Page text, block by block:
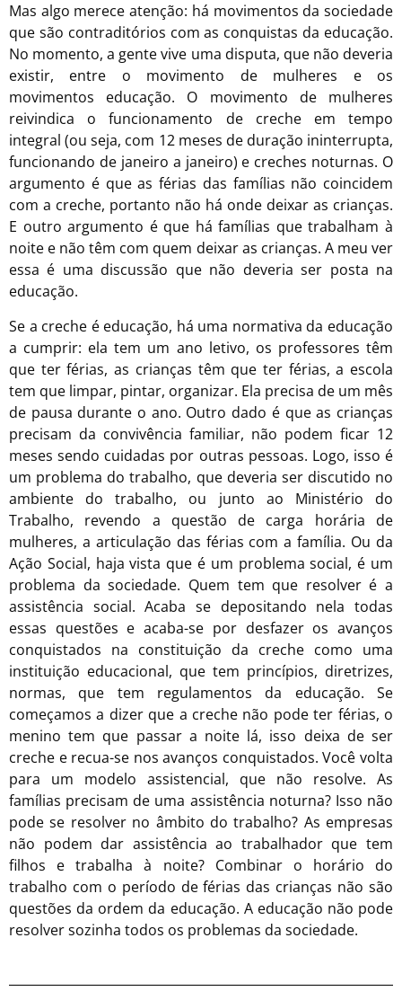
Mas algo merece atenção: há movimentos da sociedade
que são contraditórios com as conquistas da educação.
No momento, a gente vive uma disputa, que não deveria
existir, entre o movimento de mulheres e os
movimentos educação. O movimento de mulheres
reivindica o funcionamento de creche em tempo
integral (ou seja, com 12 meses de duração ininterrupta,
funcionando de janeiro a janeiro) e creches noturnas. O
argumento é que as férias das famílias não coincidem
com a creche, portanto não há onde deixar as crianças.
E outro argumento é que há famílias que trabalham à
noite e não têm com quem deixar as crianças. A meu ver
essa é uma discussão que não deveria ser posta na
educação.
Se a creche é educação, há uma normativa da educação
a cumprir: ela tem um ano letivo, os professores têm
que ter férias, as crianças têm que ter férias, a escola
tem que limpar, pintar, organizar. Ela precisa de um mês
de pausa durante o ano. Outro dado é que as crianças
precisam da convivência familiar, não podem ficar 12
meses sendo cuidadas por outras pessoas. Logo, isso é
um problema do trabalho, que deveria ser discutido no
ambiente do trabalho, ou junto ao Ministério do
Trabalho, revendo a questão de carga horária de
mulheres, a articulação das férias com a família. Ou da
Ação Social, haja vista que é um problema social, é um
problema da sociedade. Quem tem que resolver é a
assistência social. Acaba se depositando nela todas
essas questões e acaba-se por desfazer os avanços
conquistados na constituição da creche como uma
instituição educacional, que tem princípios, diretrizes,
normas, que tem regulamentos da educação. Se
começamos a dizer que a creche não pode ter férias, o
menino tem que passar a noite lá, isso deixa de ser
creche e recua-se nos avanços conquistados. Você volta
para um modelo assistencial, que não resolve. As
famílias precisam de uma assistência noturna? Isso não
pode se resolver no âmbito do trabalho? As empresas
não podem dar assistência ao trabalhador que tem
filhos e trabalha à noite? Combinar o horário do
trabalho com o período de férias das crianças não são
questões da ordem da educação. A educação não pode
resolver sozinha todos os problemas da sociedade.